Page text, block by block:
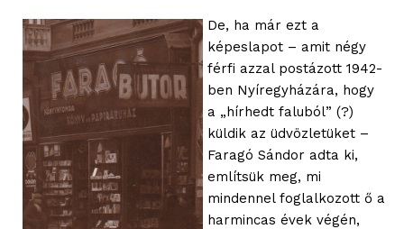
blogSZOLNOK
szubjektív élményportál
De, ha már ezt a
képeslapot – amit négy
férfi azzal postázott 1942-
ben Nyíregyházára, hogy
a „hírhedt faluból” (?)
küldik az üdvözletüket –
Faragó Sándor adta ki,
említsük meg, mi
mindennel foglalkozott ő a
harmincas évek végén,